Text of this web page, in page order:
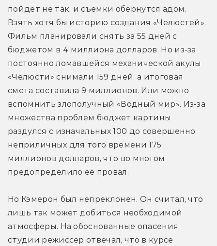
пойдёт не так, и съёмки обернутся адом.
Взять хотя бы историю создания «Челюстей».
Фильм планировали снять за 55 дней с
бюджетом в 4 миллиона долларов. Но из-за
постоянно ломавшейся механической акулы
«Челюсти» снимали 159 дней, а итоговая
смета составила 9 миллионов. Или можно
вспомнить злополучный «Водный мир». Из-за
множества проблем бюджет картины
раздулся с изначальных 100 до совершенно
неприличных для того времени 175
миллионов долларов, что во многом
предопределило её провал.
Но Кэмерон был непреклонен. Он считал, что
лишь так может добиться необходимой
атмосферы. На обоснованные опасения
студии режиссёр отвечал, что в курсе